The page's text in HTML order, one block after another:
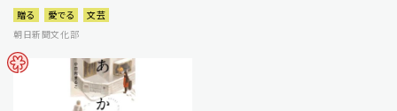
贈る 愛でる
文芸
朝日新聞文化部